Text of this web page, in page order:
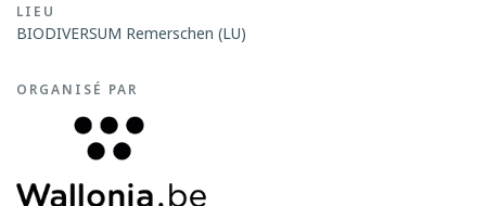
LIEU
BIODIVERSUM Remerschen (LU)
ORGANISÉ PAR